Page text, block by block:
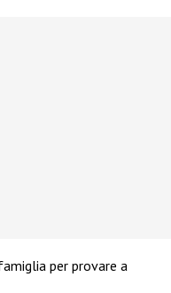
per provare a